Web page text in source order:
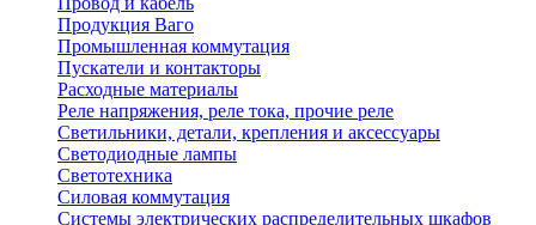
Продукция Ваго
Промышленная коммутация
Пускатели и контакторы
Расходные материалы
Реле напряжения, реле тока, прочие реле
Светильники, детали, крепления и аксессуары
Светодиодные лампы
Светотехника
Силовая коммутация
Системы электрических распределительных шкафов